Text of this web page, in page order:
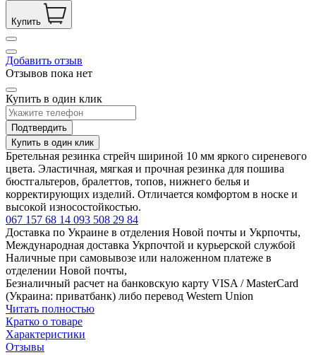
Купить
Добавить отзыв
Отзывов пока нет
Купить в один клик
Подтвердить
Купить в один клик
Бретельная резинка стрейч шириной 10 мм яркого сиреневого
цвета. Эластичная, мягкая и прочная резинка для пошива
бюстгальтеров, бралеттов, топов, нижнего белья и
корректирующих изделий. Отличается комфортом в носке и
высокой износостойкостью.
067 157 68 14 093 508 29 84
Доставка по Украине в отделения Новой почты и Укрпочты,
Международная доставка Укрпочтой и курьерской службой
Наличные при самовывозе или наложенном платеже в
отделении Новой почты,
Безналичный расчет на банковскую карту VISA / MasterCard
(Украина: приватбанк) либо перевод Western Union
Читать полностью
Кратко о товаре
Характеристики
Отзывы